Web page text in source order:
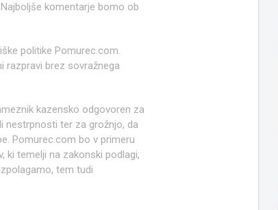
komentarje bomo ob
politike Pomurec.com.
razpravi brez sovražnega
kazensko odgovoren za
nestrpnosti ter za grožnjo, da
Pomurec.com bo v primeru
ki temelji na zakonski podlagi,
tem tudi